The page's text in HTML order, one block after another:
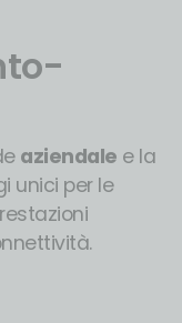
aziendale e la
unici per le